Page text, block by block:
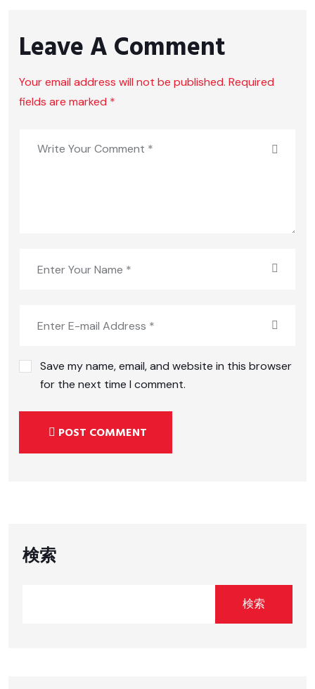
Leave A Comment
Your email address will not be published. Required
fields are marked *
Save my name, email, and website in this browser
for the next time I comment.
POST COMMENT
検索
検索